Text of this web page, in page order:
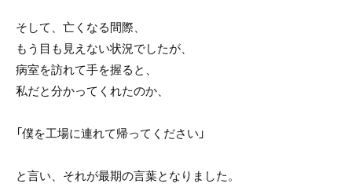
そして、亡くなる間際、
もう目も見えない状況でしたが、
病室を訪れて手を握ると、
私だと分かってくれたのか、
「僕を工場に連れて帰ってください」
と言い、それが最期の言葉となりました。